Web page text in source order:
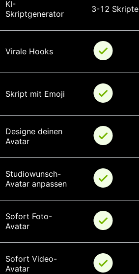
KI-
Skriptgenerator
3-12 Skripte
Virale Hooks
Skript mit Emoji
Designe deinen
Avatar
Studiowunsch-
Avatar anpassen
Sofort Foto-
Avatar
Sofort Video-
Avatar